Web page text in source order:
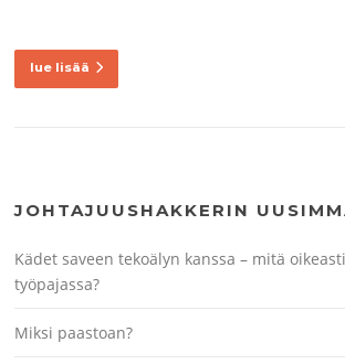
lue lisää
JOHTAJUUSHAKKERIN
Kädet saveen tekoälyn kanssa – mitä
työpajassa?
Miksi paastoan?